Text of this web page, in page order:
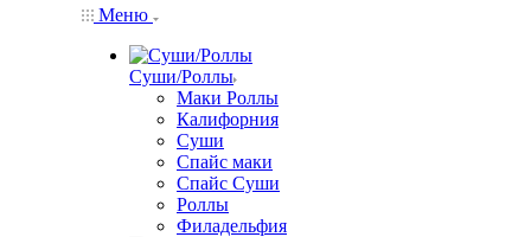
Меню
Суши/Роллы
Маки Роллы
Калифорния
Суши
Спайс маки
Спайс Суши
Роллы
Филадельфия